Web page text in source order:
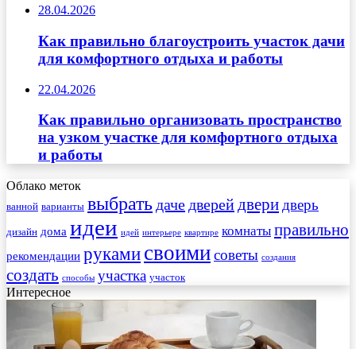
28.04.2026
Как правильно благоустроить участок дачи
для комфортного отдыха и работы
22.04.2026
Как правильно организовать пространство
на узком участке для комфортного отдыха
и работы
Облако меток
ванной варианты выбрать даче дверейдвери дверь
дизайн дома идеи идей интерьере квартире комнаты правильно
рекомендации руками своимисоветы создания
создать способы участка участок
Интересное